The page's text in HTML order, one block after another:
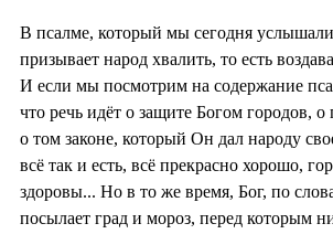
В псалме, который мы сегодня
призывает народ хвалить, то есть
И если мы посмотрим на содержание
что речь идёт о защите Богом городов, о
о том законе, который Он дал народу
всё так и есть, всё прекрасно хорошо,
здоровы... Но в то же время, Бог, по
посылает град и мороз, перед которым